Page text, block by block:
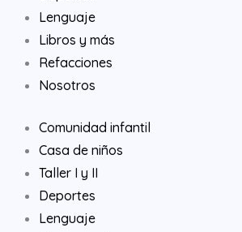
Lenguaje
Libros y más
Refacciones
Nosotros
Comunidad infantil
Casa de niños
Taller I y II
Deportes
Lenguaje